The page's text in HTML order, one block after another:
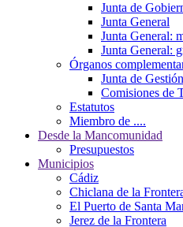
Junta de
Junta General
Junta General:
Junta General:
Órganos
Junta de Gestión
Comisiones de
Estatutos
Miembro de ....
Desde la Mancomunidad
Presupuestos
Municipios
Cádiz
Chiclana de la
El Puerto de Santa
Jerez de la Frontera